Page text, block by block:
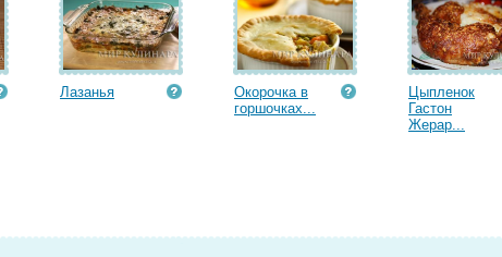
Лазанья
Окорочка в
горшочках...
Цыпленок
Гастон
Жерар...